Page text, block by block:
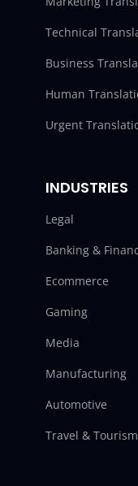
Technical
Business
Human
Urgent
INDUSTRIES
Legal
Banking &
Ecommerce
Gaming
Media
Manufacturing
Automotive
Travel & Tourism